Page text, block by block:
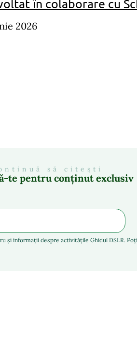
în colaborare cu
2026
să citești
te pentru conținut exclusiv
informații despre activitățile Ghidul DSLR.